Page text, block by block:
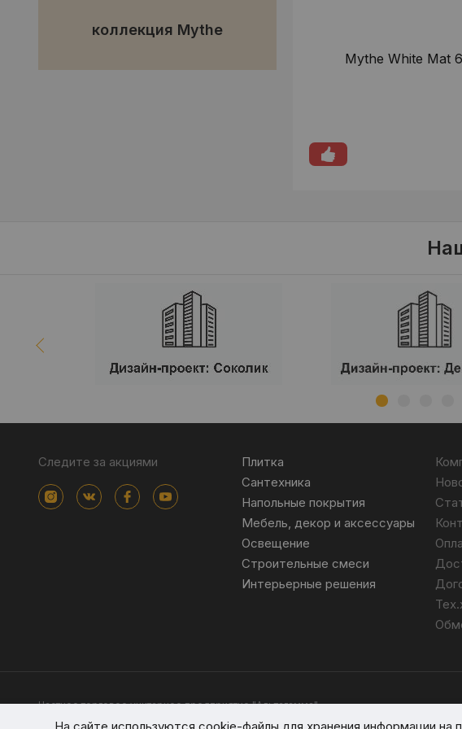
коллекция Mythe
Mythe White Mat
Следите за акциями
Плитка
Сантехника
Напольные покрытия
Мебель, декор и аксессуары
Освещение
Строительные смеси
Интерьерные решения
Частное торговое унитарное предприятие "Альтагамма".